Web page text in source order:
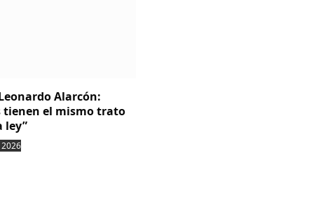
Alarcón:
tienen el mismo trato
ley”